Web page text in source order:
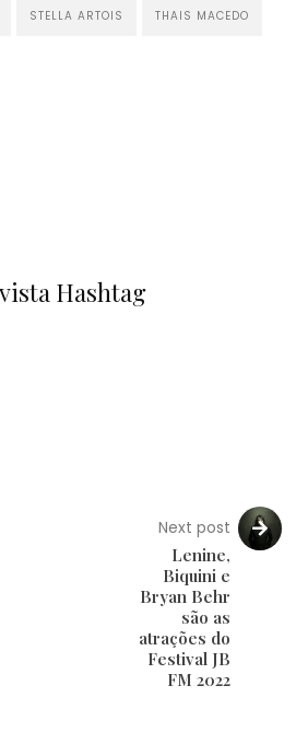
STELLA ARTOIS THAIS MACEDO
Hashtag
Next post
Lenine,
Biquini e
Bryan Behr
são as
atrações do
Festival JB
FM 2022